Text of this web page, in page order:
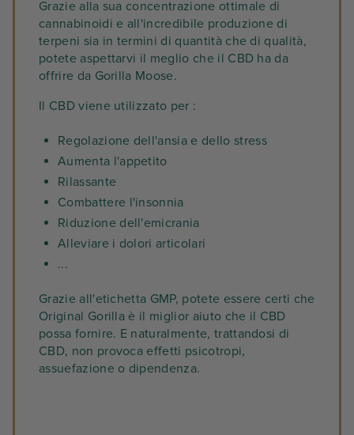
Grazie alla sua concentrazione ottimale di
cannabinoidi e all'incredibile produzione di
terpeni sia in termini di quantità che di qualità,
potete aspettarvi il meglio che il CBD ha da
offrire da Gorilla Moose.
Il CBD viene utilizzato per :
Regolazione dell'ansia e dello stress
Aumenta l'appetito
Rilassante
Combattere l'insonnia
Riduzione dell'emicrania
Alleviare i dolori articolari
...
Grazie all'etichetta GMP, potete essere certi che
Original Gorilla è il miglior aiuto che il CBD
possa fornire. E naturalmente, trattandosi di
CBD, non provoca effetti psicotropi,
assuefazione o dipendenza.